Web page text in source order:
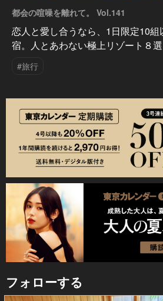
都会の喧噪を離れて。 Vol.141
恋人と愛し合うなら、1日限定10組
宿。人とあわない極上リゾート８選
#旅行
フォローする